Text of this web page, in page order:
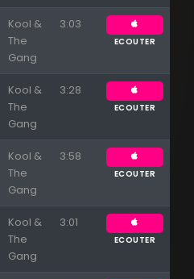
Kool &
The
Gang
3:03
ECOUTER
Kool &
The
Gang
3:28
ECOUTER
Kool &
The
Gang
3:58
ECOUTER
Kool &
The
Gang
3:01
ECOUTER